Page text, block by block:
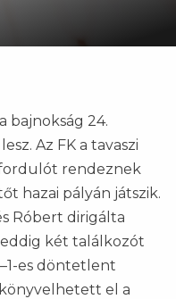
bajnokság 24.
Az FK a tavaszi
rendeznek
hazai pályán játszik.
Róbert dirigálta
eddig két találkozót
es döntetlent
el a